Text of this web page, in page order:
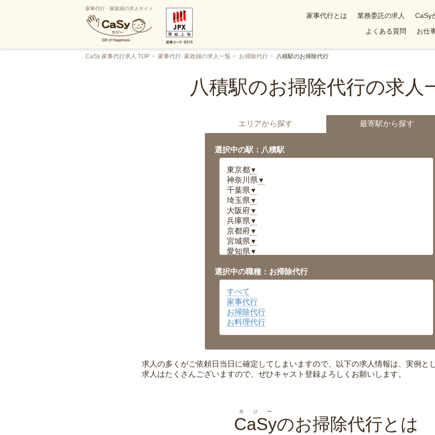
家事代行・家政婦の求人サイト
家事代行とは 業務委託の求人 CaSy
よくある質問
お仕
CaSy 家事代行求人 TOP 家事代行･家政婦の求人一覧 お掃除代行 八積駅のお掃除代行
八積駅のお掃除代行の求人
エリアから探す 最寄駅から探す
選択中の駅：八積駅
東京都▼
神奈川県 ▼
千葉県 ▼
埼玉県 ▼
大阪府▼
兵庫県 ▼
京都府▼
宮城県 ▼
愛知県 ▼
岡山県▼
広島県▼
沖縄県
選択中の職種：お掃除代行
すべて
家事代行
お掃除代行
お料理代行
求人の多くがご依頼日当日に確定してしまいますので、以下の求人情報は、実例と
求人はたくさんございますので、ぜひキャスト登録よろしくお願いします。
CaSy
カジー
のお掃除代行とは